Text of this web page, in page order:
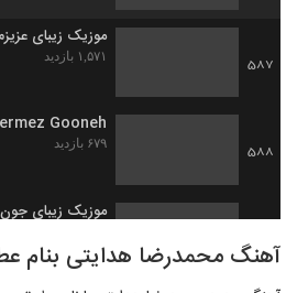
587
موزیک زیبای
۱,۵۷۱ بازدید
588
Gooneh
۶۷۹ بازدید
موزیک زیبای
آهنگ محمدرضا هدایتی بنام